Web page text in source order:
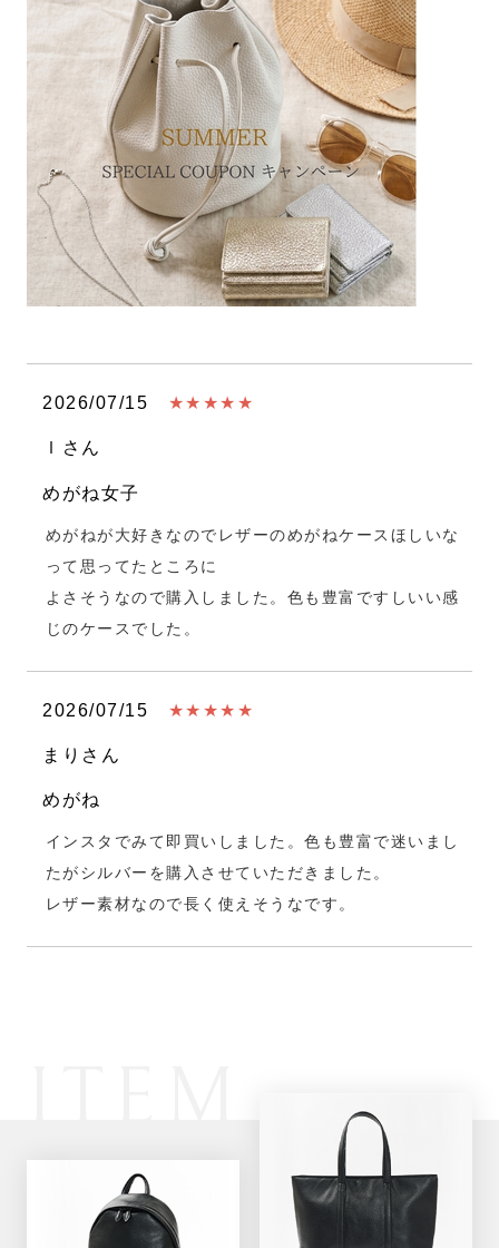
2026/07/15 ★★★★★
ｌさん
めがね女子
めがねが大好きなのでレザーのめがねケースほしいな
って思ってたところに
よさそうなので購入しました。色も豊富ですしいい感
じのケースでした。
2026/07/15 ★★★★★
まりさん
めがね
インスタでみて即買いしました。色も豊富で迷いまし
たがシルバーを購入させていただきました。
レザー素材なので長く使えそうなです。